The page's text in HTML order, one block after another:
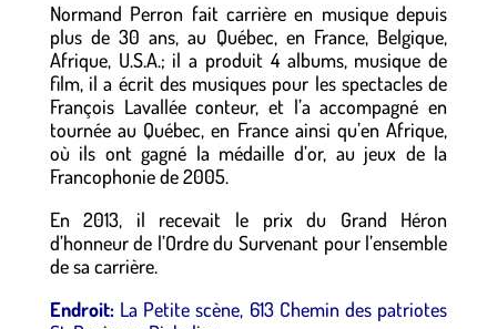
Normand Perron fait carrière en musique depuis
plus de 30 ans, au Québec, en France, Belgique,
Afrique, U.S.A.; il a produit 4 albums, musique de
film, il a écrit des musiques pour les spectacles de
François Lavallée conteur, et l’a accompagné en
tournée au Québec, en France ainsi qu’en Afrique,
où ils ont gagné la médaille d’or, au jeux de la
Francophonie de 2005.
En 2013, il recevait le prix du Grand Héron
d’honneur de l’Ordre du Survenant pour l’ensemble
de sa carrière.
Endroit: La Petite scène, 613 Chemin des patriotes